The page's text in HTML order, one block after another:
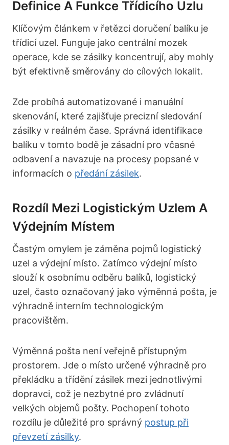
Definice A Funkce Třídicího Uzlu
Klíčovým článkem v řetězci doručení balíku je
třídicí uzel. Funguje jako centrální mozek
operace, kde se zásilky koncentrují, aby mohly
být efektivně směrovány do cílových lokalit.
Zde probíhá automatizované i manuální
skenování, které zajišťuje precizní sledování
zásilky v reálném čase. Správná identifikace
balíku v tomto bodě je zásadní pro včasné
odbavení a navazuje na procesy popsané v
informacích o předání zásilek.
Rozdíl Mezi Logistickým Uzlem A
Výdejním Místem
Častým omylem je záměna pojmů logistický
uzel a výdejní místo. Zatímco výdejní místo
slouží k osobnímu odběru balíků, logistický
uzel, často označovaný jako výměnná pošta, je
výhradně interním technologickým
pracovištěm.
Výměnná pošta není veřejně přístupným
prostorem. Jde o místo určené výhradně pro
překládku a třídění zásilek mezi jednotlivými
dopravci, což je nezbytné pro zvládnutí
velkých objemů pošty. Pochopení tohoto
rozdílu je důležité pro správný postup při
převzetí zásilky.